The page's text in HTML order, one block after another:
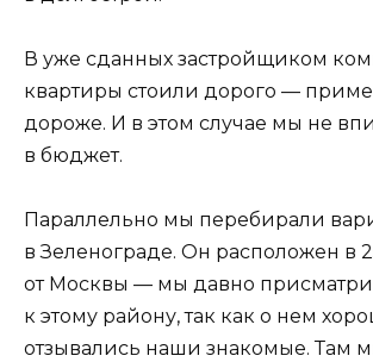
В уже сданных застройщиком
квартиры стоили дорого —
дороже. И в этом случае мы не
в бюджет.
Параллельно мы перебирали
в Зеленограде. Он расположен в
от Москвы — мы давно
к этому району, так как о нем
отзывались наши знакомые. Там